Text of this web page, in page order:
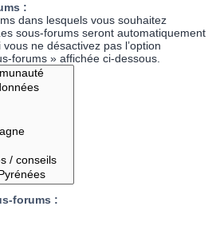
:
dans lesquels vous souhaitez
sous-forums seront automatiquement
ne désactivez pas l’option
forums » affichée ci-dessous.
forums :